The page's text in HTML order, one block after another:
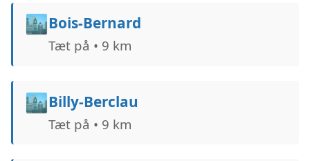
🏙️Bois-Bernard
Tæt på • 9 km
🏙️Billy-Berclau
Tæt på • 9 km